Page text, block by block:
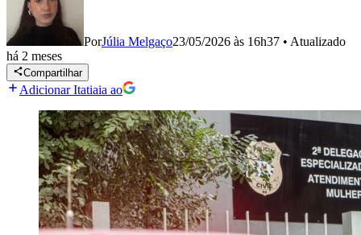
PorJúlia Melgaço23/05/2026 às 16h37 • Atualizado
há 2 meses
Compartilhar
Adicionar Itatiaia ao